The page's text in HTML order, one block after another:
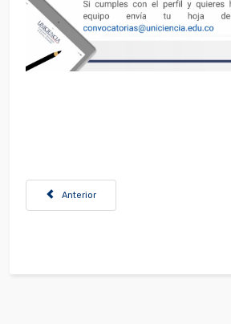
Artículo anterior: Convocatoria Docente
Anterior